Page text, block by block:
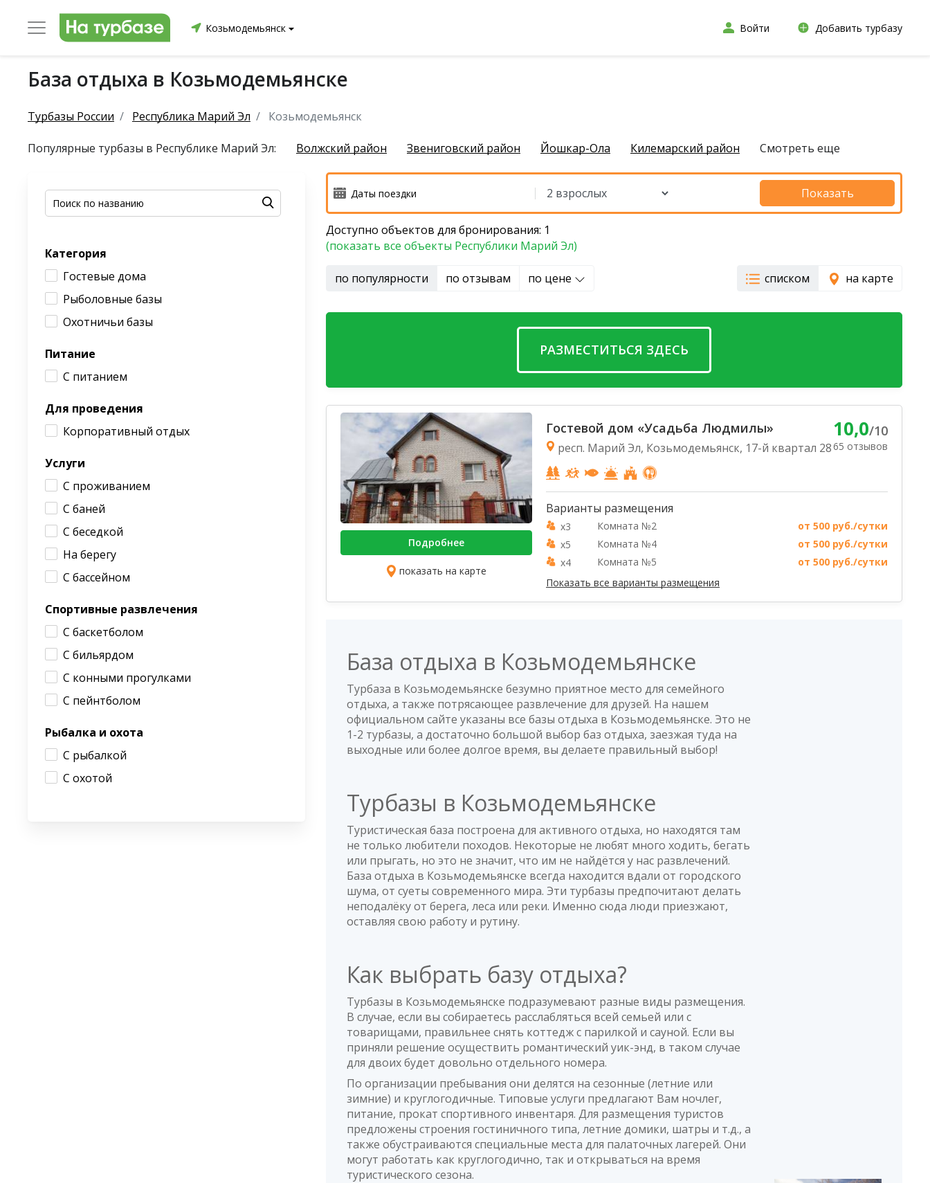
Козьмодемьянск Войти Добавить турбазу
База отдыха в Козьмодемьянске
Турбазы России Республика Марий Эл Козьмодемьянск
Популярные турбазы в Республике Марий Эл: Волжский район Звениговский район Йошкар-Ола Килемарский район Смотреть еще
Категория
Гостевые дома
Рыболовные базы
Охотничьи базы
Питание
С питанием
Для проведения
Корпоративный отдых
Услуги
С проживанием
С баней
С беседкой
На берегу
С бассейном
Спортивные развлечения
С баскетболом
С бильярдом
С конными прогулками
С пейнтболом
Рыбалка и охота
С рыбалкой
С охотой
Показать
Доступно объектов для бронирования: 1
(показать все объекты Республики Марий Эл)
по популярности по отзывам по цене списком на карте
РАЗМЕСТИТЬСЯ ЗДЕСЬ
Подробнее
показать на карте
Гостевой дом «Усадьба Людмилы»
респ. Марий Эл, Козьмодемьянск, 17-й квартал 28
10,0/10
65 отзывов
Варианты размещения
x3 Комната №2
от 500 руб./сутки
x5
Комната №4
от 500 руб./сутки
x4
Комната №5
от 500 руб./сутки
Показать все варианты размещения
База отдыха в Козьмодемьянске
Турбаза в Козьмодемьянске безумно приятное место для семейного
отдыха, а также потрясающее развлечение для друзей. На нашем
официальном сайте указаны все базы отдыха в Козьмодемьянске. Это не
1-2 турбазы, а достаточно большой выбор баз отдыха, заезжая туда на
выходные или более долгое время, вы делаете правильный выбор!
Турбазы в Козьмодемьянске
Туристическая база построена для активного отдыха, но находятся там
не только любители походов. Некоторые не любят много ходить, бегать
или прыгать, но это не значит, что им не найдётся у нас развлечений.
База отдыха в Козьмодемьянске всегда находится вдали от городского
шума, от суеты современного мира. Эти турбазы предпочитают делать
неподалёку от берега, леса или реки. Именно сюда люди приезжают,
оставляя свою работу и рутину.
Как выбрать базу отдыха?
Турбазы в Козьмодемьянске подразумевают разные виды размещения.
В случае, если вы собираетесь расслабляться всей семьей или с
товарищами, правильнее снять коттедж с парилкой и сауной. Если вы
приняли решение осуществить романтический уик-энд, в таком случае
для двоих будет довольно отдельного номера.
По организации пребывания они делятся на сезонные (летние или
зимние) и круглогодичные. Типовые услуги предлагают Вам ночлег,
питание, прокат спортивного инвентаря. Для размещения туристов
предложены строения гостиничного типа, летние домики, шатры и т.д., а
также обустраиваются специальные места для палаточных лагерей. Они
могут работать как круглогодично, так и открываться на время
туристического сезона.
Онежский район
Приморский район